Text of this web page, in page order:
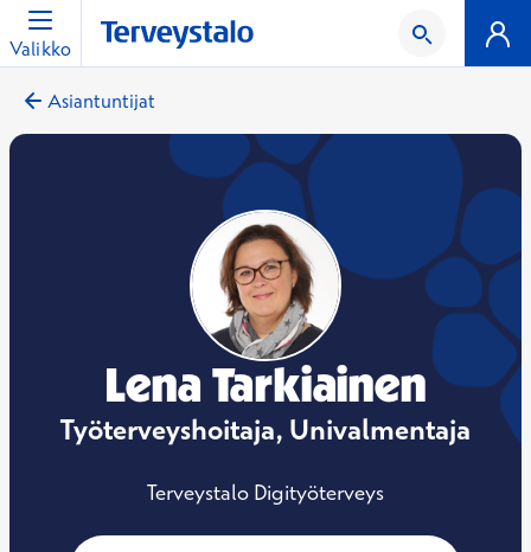
Valikko
Asiantuntijat
Lena Tarkiainen
Työterveyshoitaja, Univalmentaja
Terveystalo Digityöterveys